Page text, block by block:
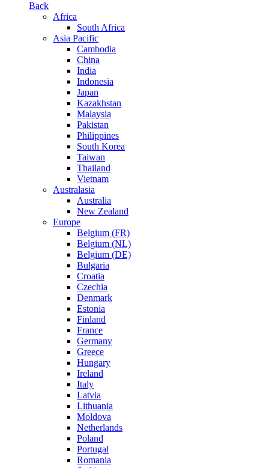
Back
Africa
South Africa
Asia Pacific
Cambodia
China
India
Indonesia
Japan
Kazakhstan
Malaysia
Pakistan
Philippines
South Korea
Taiwan
Thailand
Vietnam
Australasia
Australia
New Zealand
Europe
Belgium (FR)
Belgium (NL)
Belgium (DE)
Bulgaria
Croatia
Czechia
Denmark
Estonia
Finland
France
Germany
Greece
Hungary
Ireland
Italy
Latvia
Lithuania
Moldova
Netherlands
Poland
Portugal
Romania